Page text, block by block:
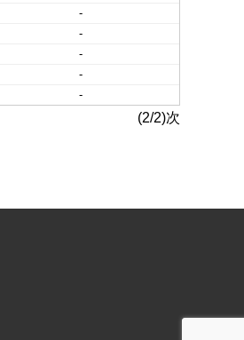
-
-
-
-
-
(2/2)次